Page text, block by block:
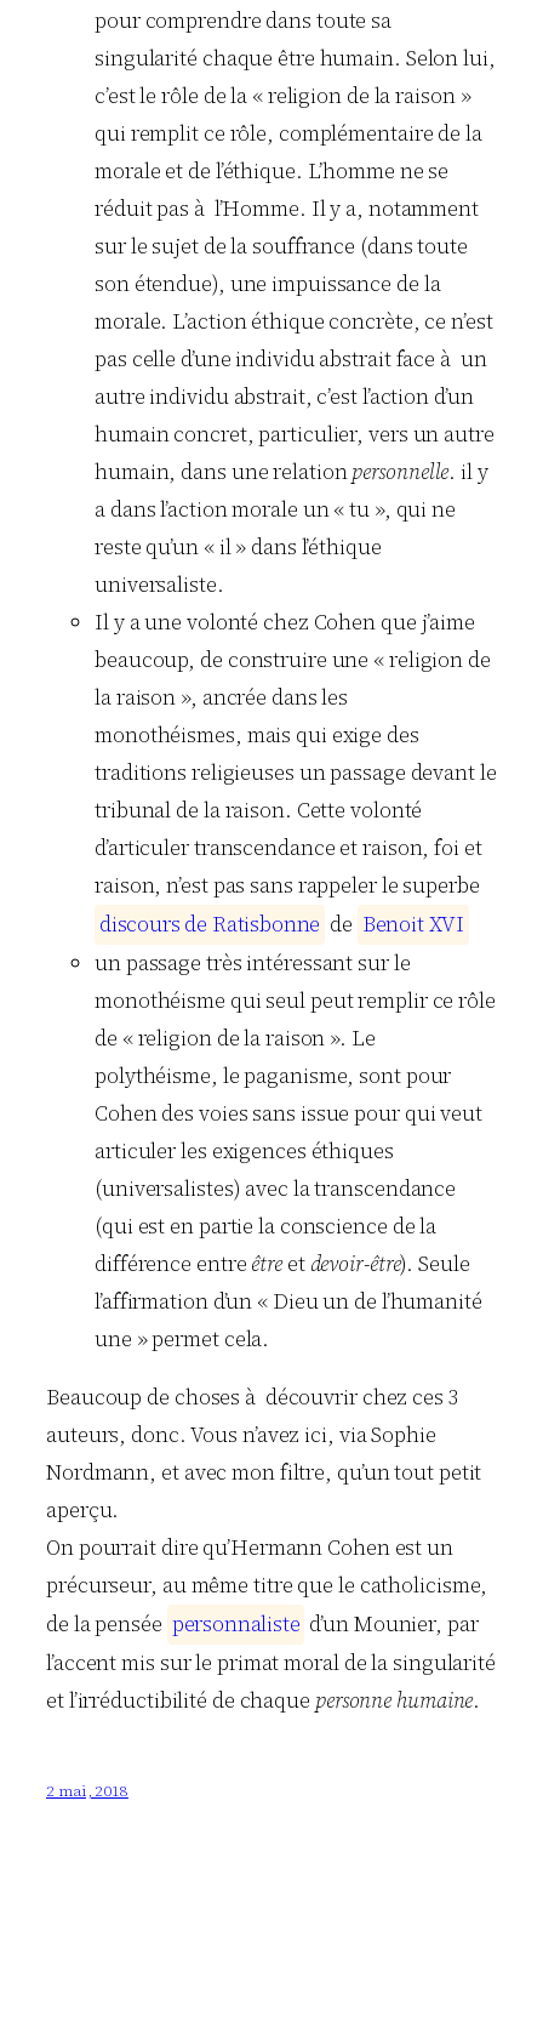
pour comprendre dans toute sa
singularité chaque être humain. Selon lui,
c’est le rôle de la « religion de la raison »
qui remplit ce rôle, complémentaire de la
morale et de l’éthique. L’homme ne se
réduit pas à l’Homme. Il y a, notamment
sur le sujet de la souffrance (dans toute
son étendue), une impuissance de la
morale. L’action éthique concrète, ce n’est
pas celle d’une individu abstrait face à un
autre individu abstrait, c’est l’action d’un
humain concret, particulier, vers un autre
humain, dans une relationpersonnelle. il y
a dans l’action morale un « tu », qui ne
reste qu’un « il » dans l’éthique
universaliste.
Il y a une volonté chez Cohen que j’aime
beaucoup, de construire une « religion de
la raison », ancrée dans les
monothéismes, mais qui exige des
traditions religieuses un passage devant le
tribunal de la raison. Cette volonté
d’articuler transcendance et raison, foi et
raison, n’est pas sans rappeler le superbe
discours de Ratisbonne de BenoitXVI
un passage très intéressant sur le
monothéisme qui seul peut remplir ce rôle
de « religion de la raison ». Le
polythéisme, le paganisme, sont pour
Cohen des voies sans issue pour qui veut
articuler les exigences éthiques
(universalistes) avec la transcendance
(qui est en partie la conscience de la
différence entre êtreetdevoir-être). Seule
l’affirmation d’un « Dieu un de l’humanité
une » permet cela.
Beaucoup de choses à découvrir chez ces 3
auteurs, donc. Vous n’avez ici, via Sophie
Nordmann, et avec mon filtre, qu’un tout petit
aperçu.
On pourrait dire qu’Hermann Cohen est un
précurseur, au même titre que le catholicisme,
de la pensée personnaliste d’un Mounier, par
l’accent mis sur le primat moral de la singularité
et l’irréductibilité de chaque personne humaine.
2 mai, 2018